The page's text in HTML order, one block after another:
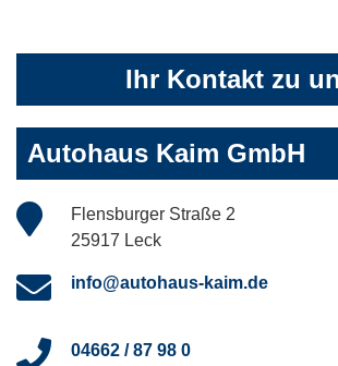
Ihr Kontakt zu
Autohaus Kaim GmbH
Flensburger Straße 2
25917 Leck
info@autohaus-kaim.de
04662 / 87 98 0